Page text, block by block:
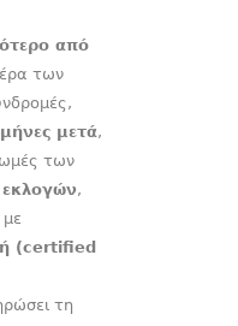
από
των
μετά,
των
,
με
(certified
τη